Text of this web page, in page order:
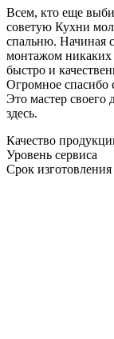
Всем, кто еще
советую Кухни
спальню. Начиная
монтажом никаких
быстро и
Огромное спасибо
Это мастер своего
здесь.
Качество
Уровень сервиса
Срок изготовления